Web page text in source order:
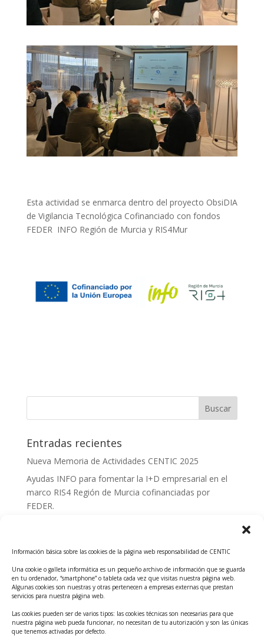
Información básica sobre las cookies de la página web responsabilidad de CENTIC
Una cookie o galleta informática es un pequeño archivo de información que se guarda
en tu ordenador, “smartphone” o tableta cada vez que visitas nuestra página web.
Algunas cookies son nuestras y otras pertenecen a empresas externas que prestan
servicios para nuestra página web.
Las cookies pueden ser de varios tipos: las cookies técnicas son necesarias para que
nuestra página web pueda funcionar, no necesitan de tu autorización y son las únicas
que tenemos activadas por defecto.
Esta actividad se enmarca dentro del proyecto ObsiDIA
de Vigilancia Tecnológica Cofinanciado con fondos
FEDER INFO Región de Murcia y RIS4Mur
Entradas recientes
Nueva Memoria de Actividades CENTIC 2025
Ayudas INFO para fomentar la I+D empresarial en el
marco RIS4 Región de Murcia cofinanciadas por
FEDER.
Tecnológicos 2ª ed.
Ayudas INFO para el apoyo a las empresas
innovadoras con potencial tecnológico y escalables
para la contratación de servicios de Innovación y
Competitividad